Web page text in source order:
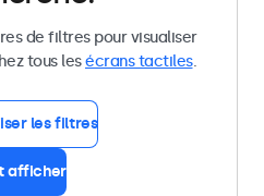
de filtres pour visualiser
tous lesécrans tactiles.
les filtres
afficher